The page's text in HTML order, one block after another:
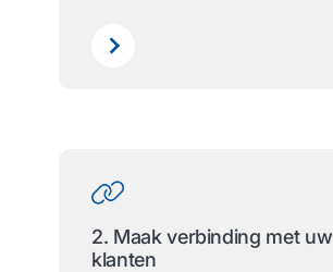
2. Maak verbinding met uw
klanten